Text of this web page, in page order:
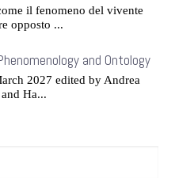
il fenomeno del vivente
opposto ...
and Ontology
2027 edited by Andrea
Ha...